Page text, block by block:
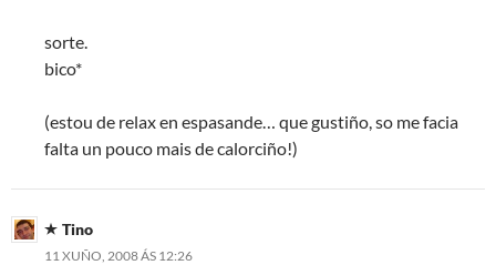
sorte.
bico*
(estou de relax en espasande… que gustiño, so me facia
falta un pouco mais de calorciño!)
Tino
11 XUÑO, 2008 ÁS 12:26